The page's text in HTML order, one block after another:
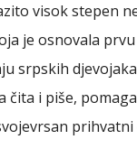
visok stepen
je osnovala
srpskih
čita i piše,
prihvatni